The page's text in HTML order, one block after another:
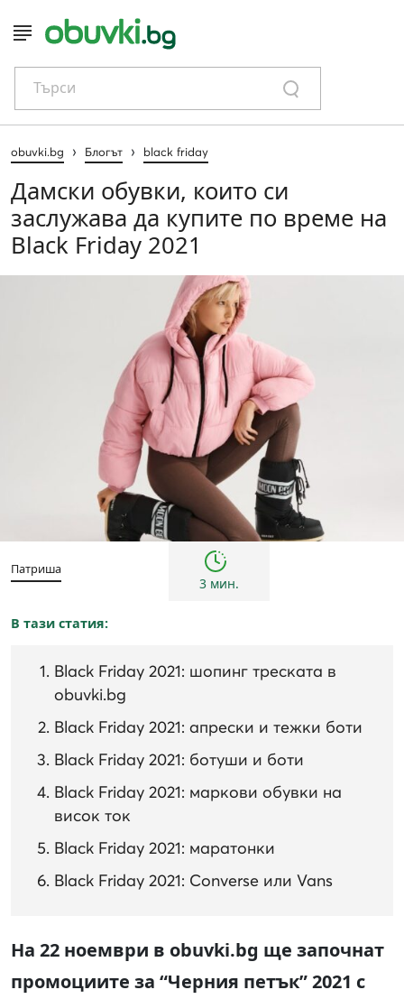
Търси
obuvki.bg › Блогът › black friday
Дамски обувки, които си
заслужава да купите по време на
Black Friday 2021
black friday
Патриша
3 мин.
В тази статия:
Black Friday 2021: шопинг треската в
obuvki.bg
Black Friday 2021: апрески и тежки боти
Black Friday 2021: ботуши и боти
Black Friday 2021: маркови обувки на
висок ток
Black Friday 2021: маратонки
Black Friday 2021: Converse или Vans
На 22 ноември в obuvki.bg ще започнат
промоциите за “Черния петък” 2021 с